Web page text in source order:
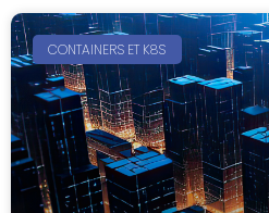
CONTAINERS ET K8S